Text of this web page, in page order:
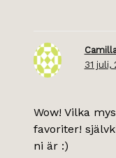
31 juli,
Wow! Vilka
favoriter!
ni är :)